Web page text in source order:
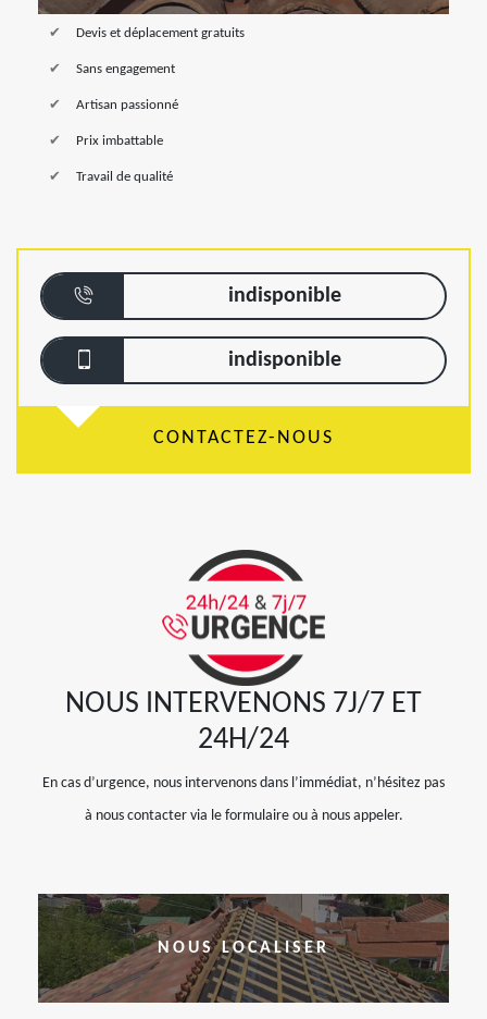
Devis et déplacement gratuits
Sans engagement
Artisan passionné
Prix imbattable
Travail de qualité
indisponible
indisponible
CONTACTEZ-NOUS
NOUS INTERVENONS 7J/7 ET
24H/24
En cas d’urgence, nous intervenons dans l’immédiat, n’hésitez pas
à nous contacter via le formulaire ou à nous appeler.
NOUS LOCALISER